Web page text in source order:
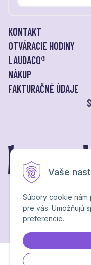
Vaše
Súbory cookie nám
pre vás. Umožňujú
preferencie.
KONTAKT
OTVÁRACIE HODINY
LAUDACO®
NÁKUP
FAKTURAČNÉ ÚDAJE
NextShop&